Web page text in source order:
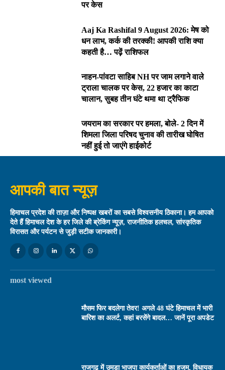
पर केस
Aaj Ka Rashifal 9 August 2026: मेष को
धन लाभ, कर्क की तरक्की! आपकी राशि क्या
कहती है… पढ़ें राशिफल
नाहन-पांवटा साहिब NH पर जाम लगाने वाले
ट्राला चालक पर केस, 22 हजार का काटा
चालान, सुबह तीन घंटे थमा था ट्रैफिक
जयराम का सरकार पर हमला, बोले- 2 दिन में
शिमला जिला परिषद चुनाव की तारीख घोषित
नहीं हुई तो जाएंगे हाईकोर्ट
आपकी बात न्यूज़
हिमाचल प्रदेश की ताज़ा और निष्पक्ष खबरों का सबसे विश्वसनीय ठिकाना। हम आपको
देते हैं हिमाचल देश के हर जिले की ब्रेकिंग न्यूज़, राजनीतिक हलचल, सांस्कृतिक
विरासत और पर्यटन से जुड़ी सटीक जानकारी।
most viewed
मौसम फिर बदलेगा तेवर! अगले 48 घंटे हिमाचल में भारी
बारिश का अलर्ट, कहां बरसेंगे बादल… जानें पूरा अपडेट
राजगढ़ में उमड़ा भाजपा कार्यकर्ताओं का हुजूम, विधायक